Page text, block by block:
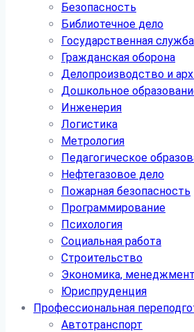
Безопасность
Библиотечное дело
Государственная служба
Гражданская оборона
Делопроизводство и
Дошкольное
Инженерия
Логистика
Метрология
Педагогическое
Нефтегазовое дело
Пожарная безопасность
Программирование
Психология
Социальная работа
Строительство
Экономика, менеджмент
Юриспруденция
Профессиональная
Автотранспорт